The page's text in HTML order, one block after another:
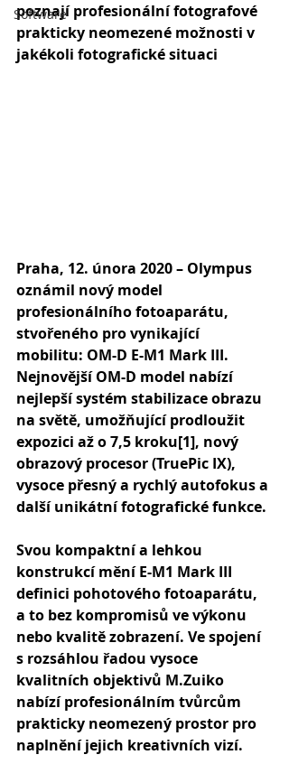
Software
poznají profesionální fotografové
prakticky neomezené možnosti v
jakékoli fotografické situaci
Praha, 12. února 2020 – Olympus
oznámil nový model
profesionálního fotoaparátu,
stvořeného pro vynikající
mobilitu: OM-D E-M1 Mark III.
Nejnovější OM-D model nabízí
nejlepší systém stabilizace obrazu
na světě, umožňující prodloužit
expozici až o 7,5 kroku[1], nový
obrazový procesor (TruePic IX),
vysoce přesný a rychlý autofokus a
další unikátní fotografické funkce.
Svou kompaktní a lehkou
konstrukcí mění E-M1 Mark III
definici pohotového fotoaparátu,
a to bez kompromisů ve výkonu
nebo kvalitě zobrazení. Ve spojení
s rozsáhlou řadou vysoce
kvalitních objektivů M.Zuiko
nabízí profesionálním tvůrcům
prakticky neomezený prostor pro
naplnění jejich kreativních vizí.